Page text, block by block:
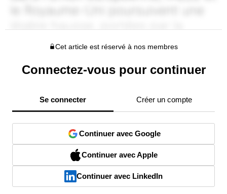
Cet article est réservé à nos membres
Connectez-vous pour continuer
Se connecter Créer un compte
Continuer avec Google
Continuer avec Apple
Continuer avec LinkedIn